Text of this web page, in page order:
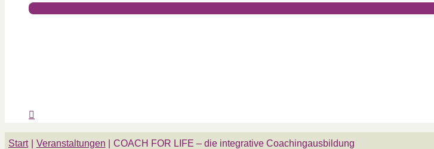
Start Veranstaltungen COACH FOR LIFE – die integrative Coachingausbildung